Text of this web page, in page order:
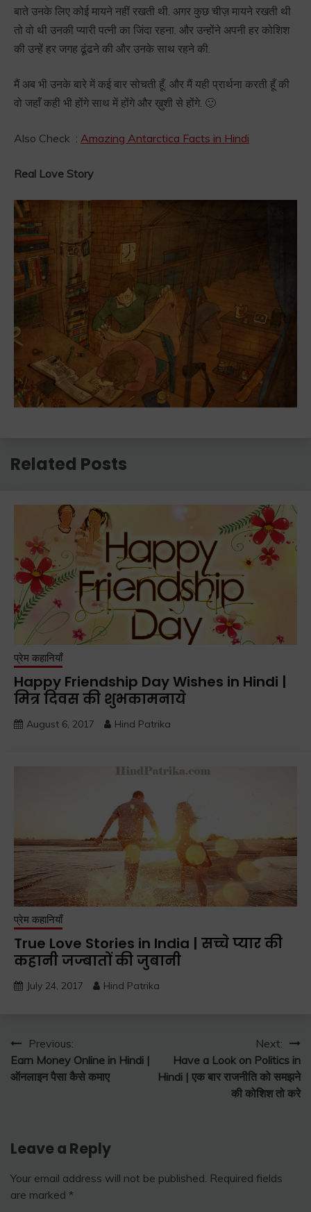
बाते उनके लिए कोई मायने नहीं रखती थी. अगर कुछ चीज़ मायने रखती थी
तो वो थी उनकी प्यारी पत्नी का जिंदा रहना. और उन्होंने अपनी हर कोशिश
की उन्हें हर जगह ढूंढने की और उनके साथ रहने की.
मैं अब भी उनके बारे में कई बार सोचती हूँ. और मैं यही प्रार्थना करती हूँ की
वो जहाँ कही भी होंगे साथ में होंगे और ख़ुशी से होंगे. 🙂
Also Check : Amazing Antarctica Facts in Hindi
Real Love Story
Related Posts
प्रेम कहानियाँ
Happy Friendship Day Wishes in Hindi |
मित्र दिवस की शुभकामनाये
August 6, 2017 Hind Patrika
प्रेम कहानियाँ
True Love Stories in India | सच्चे प्यार की
कहानी जज्बातों की जुबानी
July 24, 2017 Hind Patrika
Post
navigation
Previous:
Earn Money Online in Hindi |
ऑनलाइन पैसा कैसे कमाए
Next:
Have a Look on Politics in
Hindi | एक बार राजनीति को समझने
की कोशिश तो करे
Leave a Reply
Your email address will not be published. Required fields
are marked *